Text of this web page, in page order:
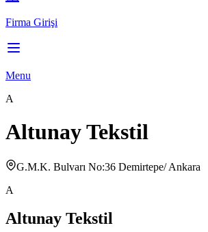
Firma Girişi
Menu
A
Altunay Tekstil
G.M.K. Bulvarı No:36 Demirtepe/ Ankara
A
Altunay Tekstil